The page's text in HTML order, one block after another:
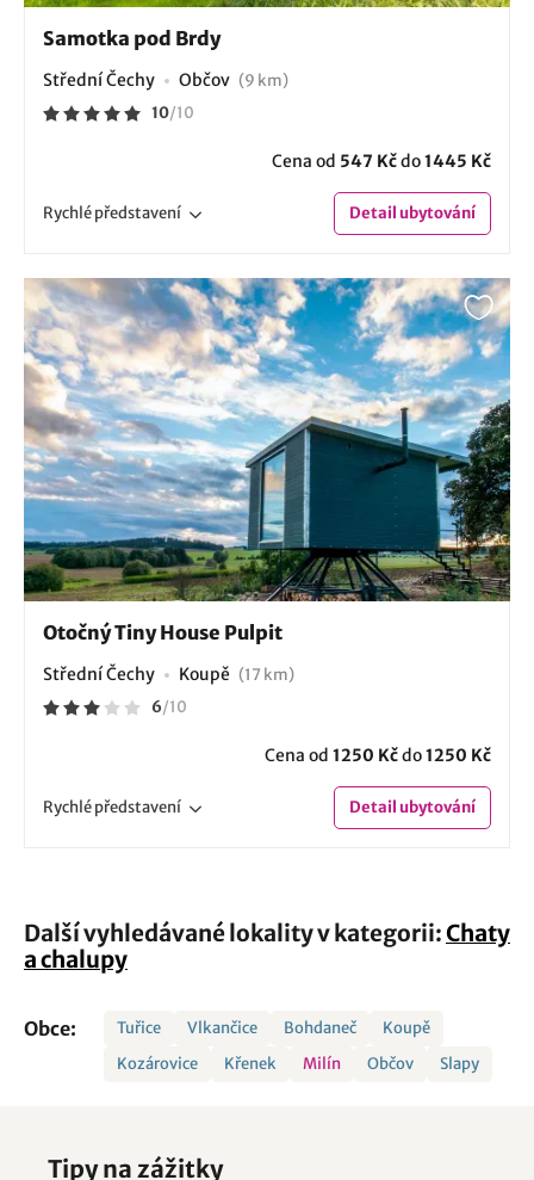
Samotka pod Brdy
Střední Čechy Občov (9 km)
10/10
Cena od 547 Kčdo1445 Kč
Rychlépředstavení Detailubytování
Otočný Tiny House Pulpit
Střední Čechy Koupě (17 km)
6/10
Cena od 1250 Kčdo1250 Kč
Rychlépředstavení Detailubytování
Další vyhledávané lokality v kategorii:Chaty
a chalupy
Obce: Tuřice Vlkančice Bohdaneč
Koupě
Kozárovice
Křenek Milín Občov Slapy
Tipy na zážitky